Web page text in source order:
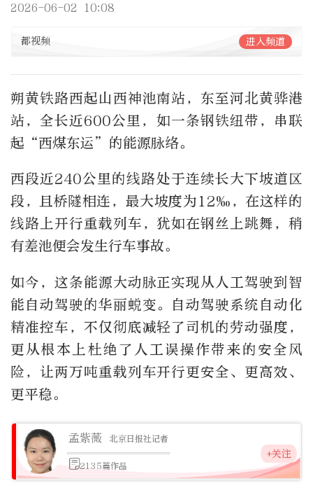
2026-06-02 10:08
都视频 进入频道
朔黄铁路西起山西神池南站，东至河北黄骅港
站，全长近600公里，如一条钢铁纽带，串联
起“西煤东运”的能源脉络。
西段近240公里的线路处于连续长大下坡道区
段，且桥隧相连，最大坡度为12‰，在这样的
线路上开行重载列车，犹如在钢丝上跳舞，稍
有差池便会发生行车事故。
如今，这条能源大动脉正实现从人工驾驶到智
能自动驾驶的华丽蜕变。自动驾驶系统自动化
精准控车，不仅彻底减轻了司机的劳动强度，
更从根本上杜绝了人工误操作带来的安全风
险，让两万吨重载列车开行更安全、更高效、
更平稳。
孟紫薇 北京日报社记者
2135篇作品
+关注